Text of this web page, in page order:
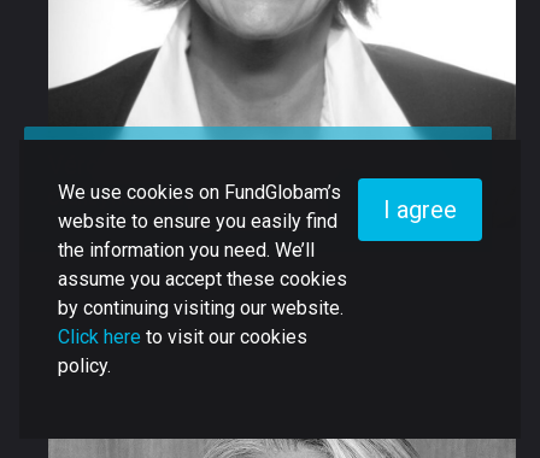
Country Head France - AllFunds
We use cookies on FundGlobam’s
website to ensure you easily find
the information you need. We’ll
assume you accept these cookies
by continuing visiting our website.
Click here to visit our cookies
policy.
I agree